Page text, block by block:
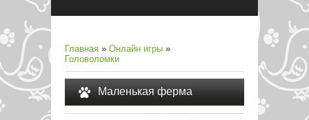
Главная » Онлайн игры »
Головоломки
Маленькая ферма